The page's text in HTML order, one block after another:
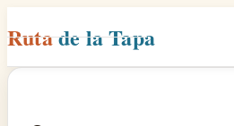
Rutade la Tapa
Inicio